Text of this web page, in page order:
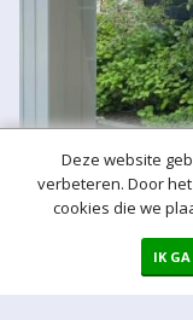
Deze website
verbeteren. Door
cookies die we
IK